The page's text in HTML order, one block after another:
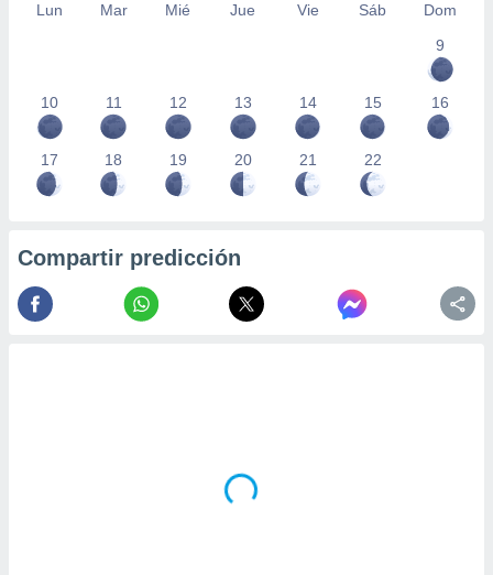
Lun Mar Mié Jue Vie Sáb
Dom
9
10 11 12 13 14 15 16
17 18 19 20 21 22
Compartir predicción